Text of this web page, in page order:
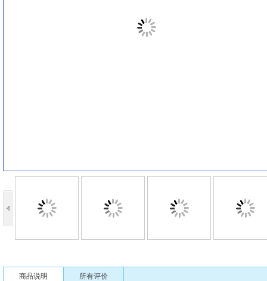
商品说明 所有评价